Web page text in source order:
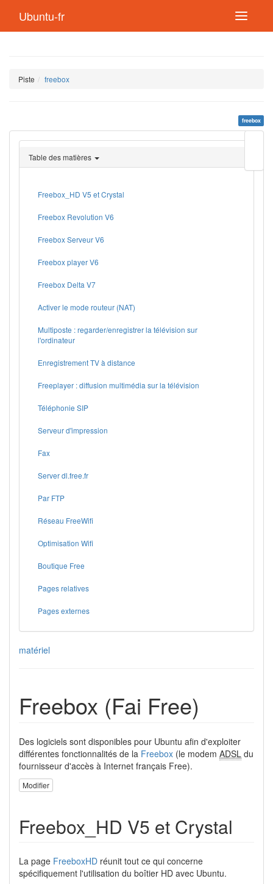
Ubuntu-fr
Piste freebox
freebox
page
Table des matières
Freebox_HD V5 et Crystal
Freebox Revolution V6
Freebox Serveur V6
Freebox player V6
Freebox Delta V7
Activer le mode routeur (NAT)
Multiposte : regarder/enregistrer la télévision sur
l'ordinateur
Enregistrement TV à distance
Freeplayer : diffusion multimédia sur la télévision
Téléphonie SIP
Serveur d'impression
Fax
Server dl.free.fr
Par FTP
Réseau FreeWifi
Optimisation Wifi
Boutique Free
Pages relatives
Pages externes
matériel
Freebox (Fai Free)
Des logiciels sont disponibles pour Ubuntu afin d'exploiter
différentes fonctionnalités de la Freebox (le modem ADSL du
fournisseur d'accès à Internet français Free).
Modifier
Freebox_HD V5 et Crystal
La page FreeboxHD réunit tout ce qui concerne
spécifiquement l'utilisation du boîtier HD avec Ubuntu.